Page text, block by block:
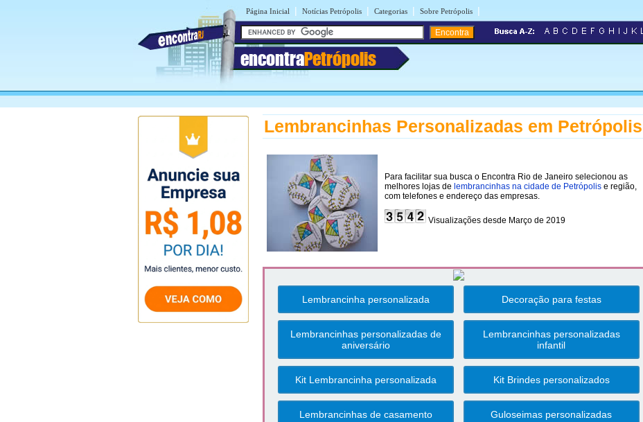
Página Inicial | Notícias Petrópolis | Categorias | Sobre Petrópolis |
encontraPetrópolis
Lembrancinhas Personalizadas em Petrópolis
Para facilitar sua busca o Encontra Rio de Janeiro selecionou as
melhores lojas de lembrancinhas na cidade de Petrópolis e região,
com telefones e endereço das empresas.
Visualizações desde Março de 2019
Lembrancinha personalizada Decoração para festas
Lembrancinhas personalizadas de
aniversário
Lembrancinhas personalizadas
infantil
Kit Lembrancinha personalizada Kit Brindes personalizados
Lembrancinhas de casamento Guloseimas personalizadas